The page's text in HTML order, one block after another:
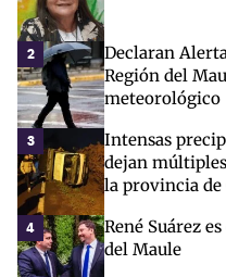
2
Declaran
Región del
meteorológico
3
Intensas
dejan
la provincia de
4
René Suárez
del Maule